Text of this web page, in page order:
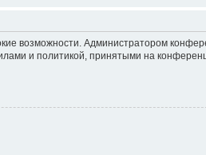
возможности. Администратором
и политикой, принятыми на